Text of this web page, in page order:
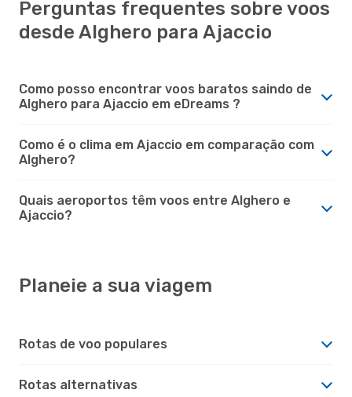
Perguntas frequentes sobre voos
desde Alghero para Ajaccio
Como posso encontrar voos baratos saindo de
Alghero para Ajaccio em eDreams ?
Como é o clima em Ajaccio em comparação com
Alghero?
Quais aeroportos têm voos entre Alghero e
Ajaccio?
Planeie a sua viagem
Rotas de voo populares
Rotas alternativas